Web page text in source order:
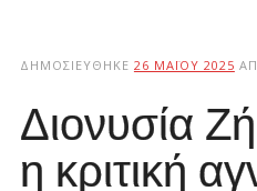
ΔΗΜΟΣΙΕΎΘΗΚΕ 26 ΜΑΪ́ΟΥ 2025
Διονυσία
η κριτική